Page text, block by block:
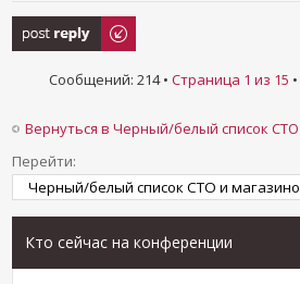
Ответить
Сообщений: 214 • Страница 1 из 15 •
Вернуться в Черный/белый список
Перейти:
Кто сейчас на конференции